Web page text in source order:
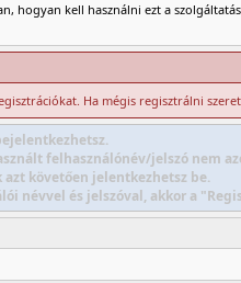
hogyan kell használni ezt a
Ha mégis regisztrálni
felhasználónév/jelszó nem
követően jelentkezhetsz be.
névvel és jelszóval, akkor a